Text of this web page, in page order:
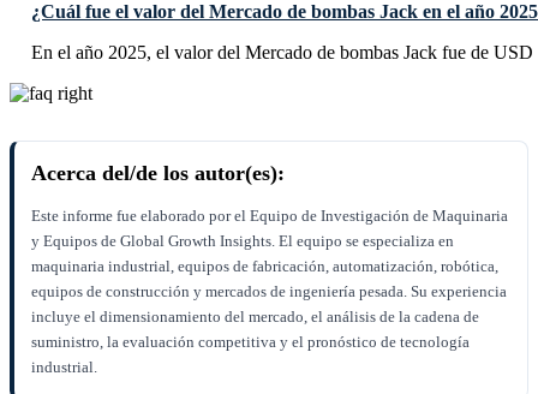
¿Cuál fue el valor del Mercado de bombas Jack en el año
En el año 2025, el valor del Mercado de bombas Jack fue de
Acerca del/de los autor(es):
Este informe fue elaborado por el Equipo de Investigación de Maquinaria
y Equipos de Global Growth Insights. El equipo se especializa en
maquinaria industrial, equipos de fabricación, automatización, robótica,
equipos de construcción y mercados de ingeniería pesada. Su experiencia
incluye el dimensionamiento del mercado, el análisis de la cadena de
suministro, la evaluación competitiva y el pronóstico de tecnología
industrial.